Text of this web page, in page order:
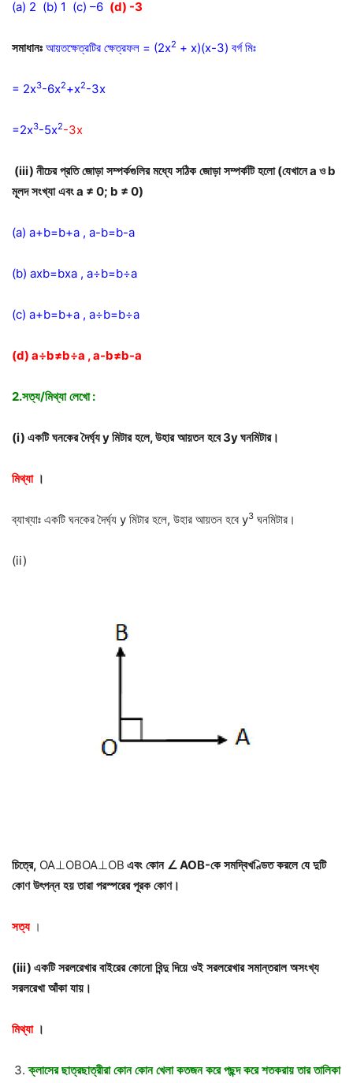
(a) 2 (b) 1 (c) –6 (d) -3
সমাধানঃ আয়তক্ষেত্রটির ক্ষেত্রফল = (2x2 + x)(x-3) বর্গ মিঃ
= 2x3-6x2+x2-3x
=2x3-5x2-3x
(iii) নীচের প্রতি জোড়া সম্পর্কগুলির মধ্যে সঠিক জোড়া সম্পর্কটি হলো(যেখানেa ওb
মূলদ সংখ্যা এবংa ≠ 0; b ≠ 0)
(a) a+b=b+a , a-b=b-a
(b) axb=bxa , a÷b=b÷a
(c) a+b=b+a , a÷b=b÷a
(d) a÷b≠b÷a , a-b≠b-a
2.সত্য/মিথ্যা লেখো:
(i) একটি ঘনকের দৈর্ঘ্যyমিটার হলে,উহার আয়তন হবে3yঘনমিটার।
মিথ্যা ।
ব্যাখ্যাঃ একটি ঘনকের দৈর্ঘ্য y মিটার হলে, উহার আয়তন হবে y3 ঘনমিটার।
(ii)
চিত্রে, OA⊥OBOA⊥OB এবং কোন ∠AOB-কে সমদ্বিখণ্ডিত করলে যে দুটি
কোণ উৎপন্ন হয় তারা পরস্পরের পূরক কোণ।
সত্য ।
(iii) একটি সরলরেখার বাইরের কোনো বিন্দু দিয়ে ওই সরলরেখার সমান্তরাল অসংখ্য
সরলরেখা আঁকা যায়।
মিথ্যা ।
ক্লাসের ছাত্রছাত্রীরা কোন কোন খেলা কতজন করে পছন্দ করে শতকরায় তার তালিকা